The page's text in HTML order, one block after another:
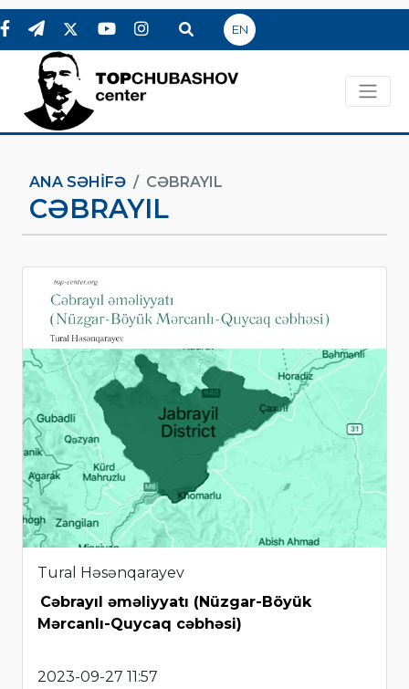
EN
ANA SƏHIFƏ CƏBRAYIL
CƏBRAYIL
Tural Həsənqarayev
Cəbrayıl əməliyyatı (Nüzgar-Böyük
Mərcanlı-Quycaq cəbhəsi)
2023-09-27 11:57